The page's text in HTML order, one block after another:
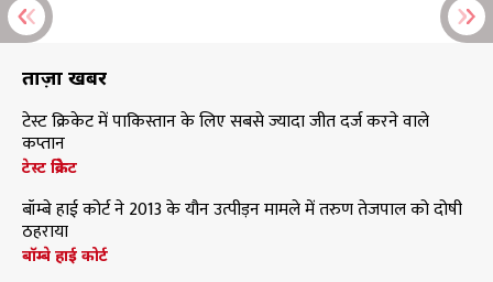
ताज़ा खबरें
टेस्ट क्रिकेट में पाकिस्तान के लिए सबसे ज्यादा जीत दर्ज करने वाले
कप्तान
टेस्ट क्रिकेट
बॉम्बे हाई कोर्ट ने 2013 के यौन उत्पीड़न मामले में तरुण तेजपाल को दोषी
ठहराया
बॉम्बे हाई कोर्ट